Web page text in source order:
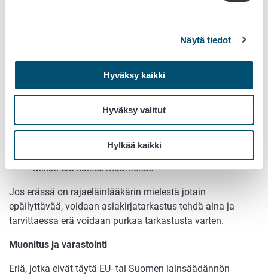
Näytä tiedot
Hyväksy kaikki
Hyväksy valitut
Hylkää kaikki
Rajaeläinlääkäri suorittaa asiakirjatarkastuksen mikäli erää
lentoasemalla on yli 3 päivää
satamassa on yli 30 päivää
Rajaeläinlääkäri suorittaa täydellisen tarkastuksen, mikäli
tuontierä siirretään kuljetusvälineestä toiseen, esim.
laivasta / lentokoneesta maantiekuljetukseen.
Mikäli erä kulkee maanteitse
Jos erässä on rajaeläinlääkärin mielestä jotain
epäilyttävää, voidaan asiakirjatarkastus tehdä aina ja
tarvittaessa erä voidaan purkaa tarkastusta varten.
Muonitus ja varastointi
Eriä, jotka eivät täytä EU- tai Suomen lainsäädännön